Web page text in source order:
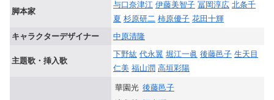
脚本家
与口奈津江 伊藤美智子 冨岡淳広 北条千
夏 杉原研二 柿原優子 花田十輝
キャラクターデザイナー
中原清隆
主題歌・挿入歌
下野紘 代永翼 堀江一眞 後藤邑子 生天目
仁美 福山潤 高垣彩陽
華園光 後藤邑子